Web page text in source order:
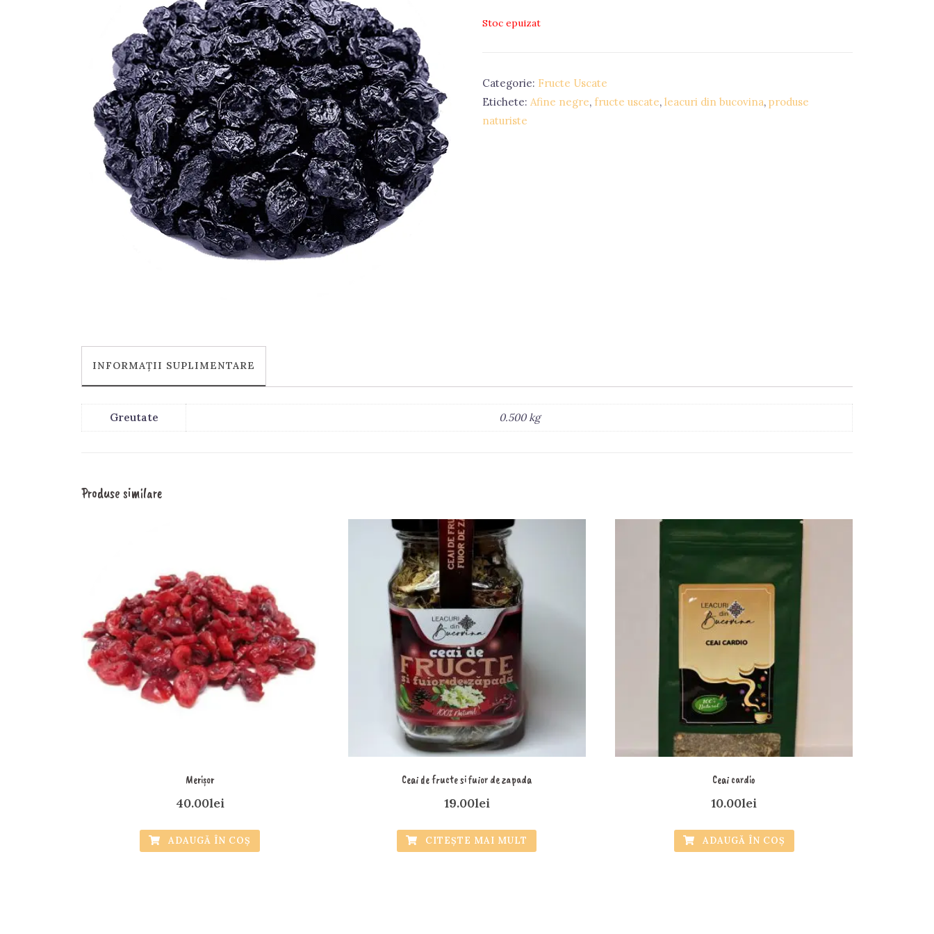
Stoc epuizat
Categorie: Fructe Uscate
Etichete:Afine negre, fructe uscate,leacuri din bucovina,produse
naturiste
INFORMAȚII SUPLIMENTARE
Greutate 0.500 kg
Produse similare
Merișor
40.00lei
ADAUGĂ ÎN COȘ
Ceai de fructe si fuior de zapada
19.00lei
CITEȘTE MAI MULT
Ceai cardio
10.00lei
ADAUGĂ ÎN COȘ